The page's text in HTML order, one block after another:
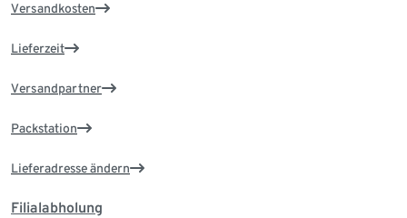
Versandkosten
Lieferzeit
Versandpartner
Packstation
Lieferadresse ändern
Filialabholung